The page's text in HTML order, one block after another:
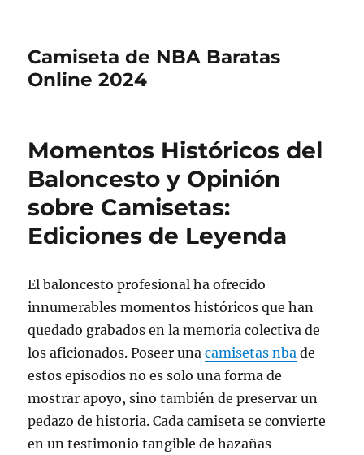
Camiseta de NBA Baratas
Online 2024
Momentos Históricos del
Baloncesto y Opinión
sobre Camisetas:
Ediciones de Leyenda
El baloncesto profesional ha ofrecido
innumerables momentos históricos que han
quedado grabados en la memoria colectiva de
los aficionados. Poseer unacamisetas nba de
estos episodios no es solo una forma de
mostrar apoyo, sino también de preservar un
pedazo de historia. Cada camiseta se convierte
en un testimonio tangible de hazañas